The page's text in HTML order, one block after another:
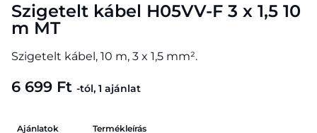
Szigetelt kábel H05VV-F 3 x 1,5 10
m MT
Szigetelt kábel, 10 m, 3 x 1,5 mm².
6 699 Ft -tól, 1 ajánlat
Ajánlatok Termékleírás